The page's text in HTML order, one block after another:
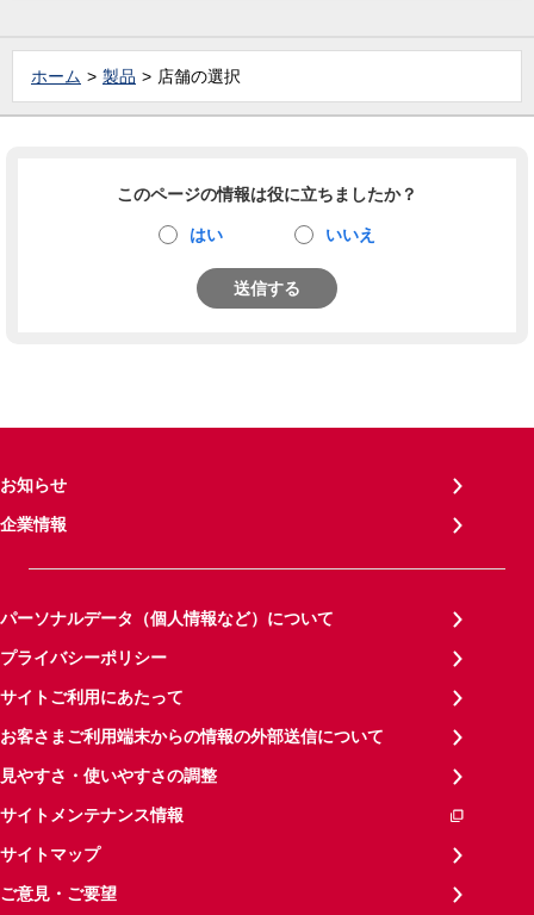
ホーム 製品 店舗の選択
このページの情報は役に立ちましたか？
はい いいえ
送信する
お知らせ
企業情報
パーソナルデータ（個人情報など）について
プライバシーポリシー
サイトご利用にあたって
お客さまご利用端末からの情報の外部送信について
見やすさ・使いやすさの調整
サイトメンテナンス情報
サイトマップ
ご意見・ご要望